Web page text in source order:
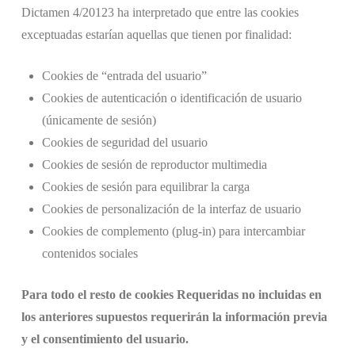
Dictamen 4/20123 ha interpretado que entre las cookies
exceptuadas estarían aquellas que tienen por finalidad:
Cookies de “entrada del usuario”
Cookies de autenticación o identificación de usuario
(únicamente de sesión)
Cookies de seguridad del usuario
Cookies de sesión de reproductor multimedia
Cookies de sesión para equilibrar la carga
Cookies de personalización de la interfaz de usuario
Cookies de complemento (plug-in) para intercambiar
contenidos sociales
Para todo el resto de cookies Requeridas no incluidas en
los anteriores supuestos requerirán la información previa
y el consentimiento del usuario.